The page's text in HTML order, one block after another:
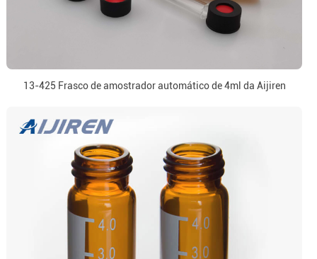
13-425 Frasco de amostrador automático de 4ml da Aijiren